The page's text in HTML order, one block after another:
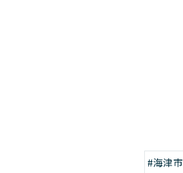
#海津市